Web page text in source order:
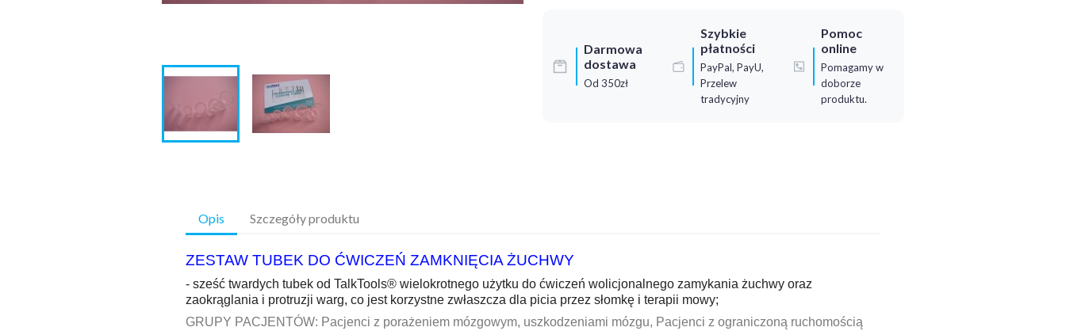
Darmowa
dostawa
Od 350zł
Szybkie
płatności
PayPal, PayU,
Przelew
tradycyjny
Pomoc
online
Pomagamy w
doborze
produktu.
Opis Szczegóły produktu
ZESTAW TUBEK DO ĆWICZEŃ ZAMKNIĘCIA ŻUCHWY
- sześć twardych tubek od TalkTools® wielokrotnego użytku do ćwiczeń wolicjonalnego zamykania żuchwy oraz
zaokrąglania i protruzji warg, co jest korzystne zwłaszcza dla picia przez słomkę i terapii mowy;
GRUPY PACJENTÓW: Pacjenci z porażeniem mózgowym, uszkodzeniami mózgu, Pacjenci z ograniczoną ruchomością